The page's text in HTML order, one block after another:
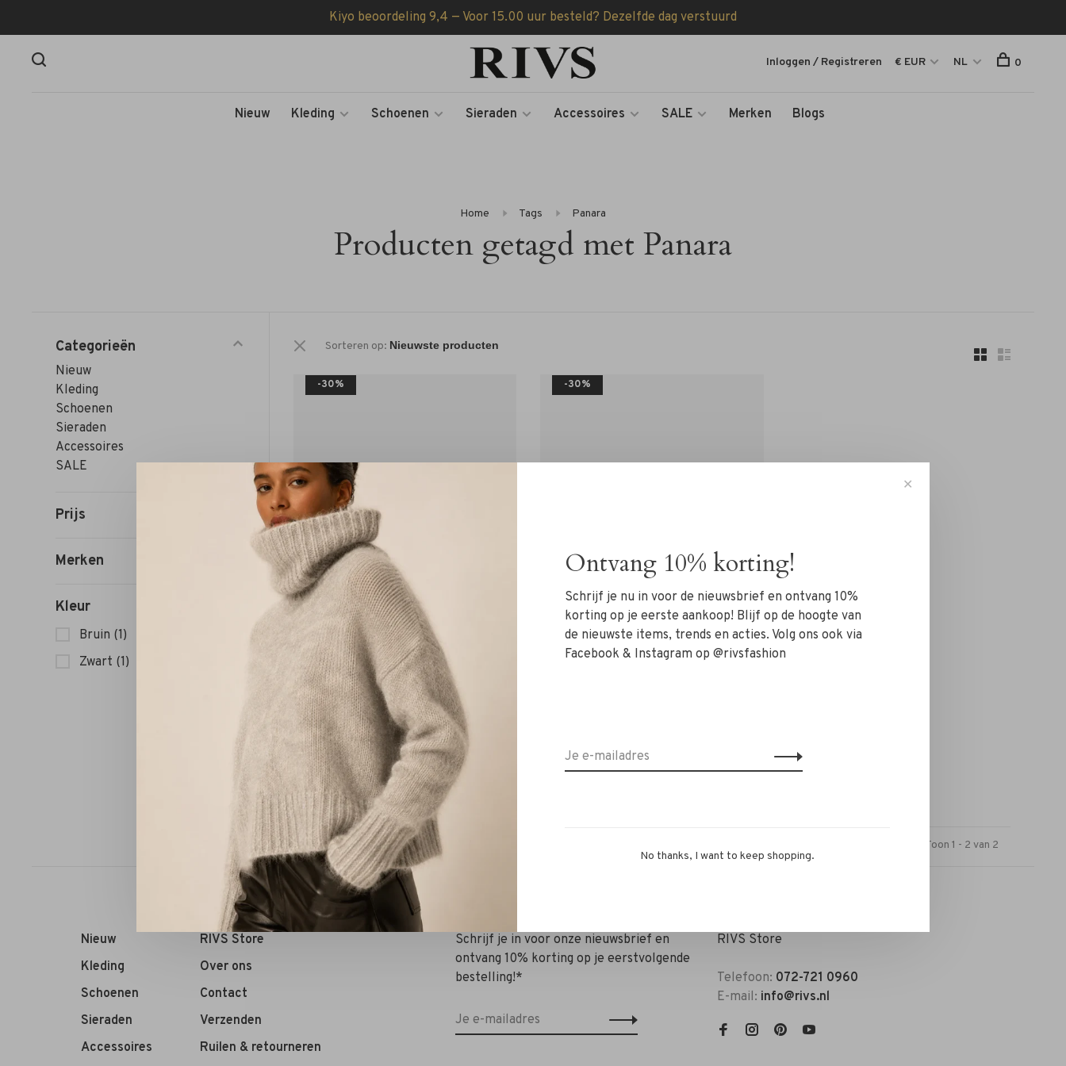
Kiyo beoordeling 9,4 — Voor 15.00 uur besteld? Dezelfde dag verstuurd
Nieuw Kleding Schoenen Sieraden Accessoires SALE Merken Blogs
Inloggen / Registreren € EUR NL 0
Home Tags Panara
Producten getagd met Panara
Categorieën
Nieuw
Kleding
Schoenen
Sieraden
Accessoires
SALE
Prijs
Merken
Kleur
Bruin (1)
Zwart (1)
Sorteren op:
-30%
Panara
Panara High Heel Buckle Boot caffe
€389,00 €272,30
-30%
Sorteren op: Toon 1 - 2 van 2
Nieuw
Kleding
Schoenen
Sieraden
Accessoires
RIVS Store
Over ons
Contact
Verzenden
Ruilen & retourneren
Schrijf je in voor onze nieuwsbrief en
ontvang 10% korting op je eerstvolgende
bestelling!*
RIVS Store
Telefoon: 072-721 0960
E-mail: info@rivs.nl
✕
Ontvang 10% korting!
Schrijf je nu in voor de nieuwsbrief en ontvang 10%
korting op je eerste aankoop! Blijf op de hoogte van
de nieuwste items, trends en acties. Volg ons ook via
Facebook & Instagram op @rivsfashion
No thanks, I want to keep shopping.